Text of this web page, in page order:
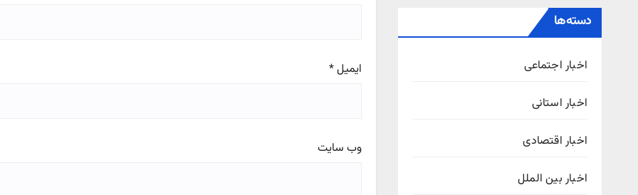
دسته‌ها
اخبار اجتماعی
اخبار استانی
اخبار اقتصادی
اخبار بین الملل
ایمیل*
وب‌ سایت